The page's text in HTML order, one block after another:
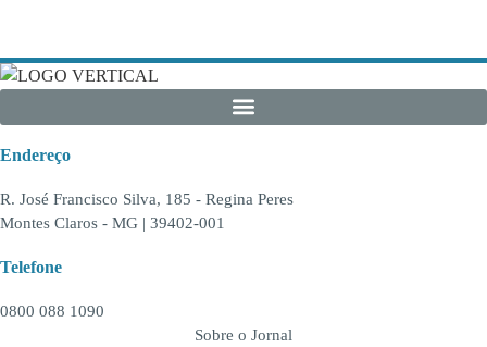
Endereço
R. José Francisco Silva, 185 - Regina Peres
Montes Claros - MG | 39402-001
Telefone
0800 088 1090
Sobre o Jornal